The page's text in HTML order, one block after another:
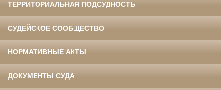
ТЕРРИТОРИАЛЬНАЯ ПОДСУДНОСТЬ
СУДЕЙСКОЕ СООБЩЕСТВО
НОРМАТИВНЫЕ АКТЫ
ДОКУМЕНТЫ СУДА